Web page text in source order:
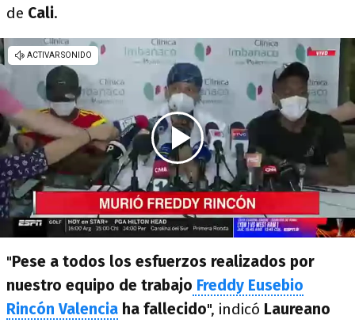
de Cali.
"Pese a todos los esfuerzos realizados por
nuestro equipo de trabajo Freddy Eusebio
Rincón Valencia ha fallecido", indicó Laureano